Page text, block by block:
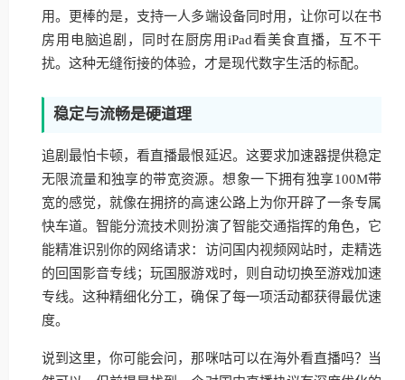
用。更棒的是，支持一人多端设备同时用，让你可以在书
房用电脑追剧，同时在厨房用iPad看美食直播，互不干
扰。这种无缝衔接的体验，才是现代数字生活的标配。
稳定与流畅是硬道理
追剧最怕卡顿，看直播最恨延迟。这要求加速器提供稳定
无限流量和独享的带宽资源。想象一下拥有独享100M带
宽的感觉，就像在拥挤的高速公路上为你开辟了一条专属
快车道。智能分流技术则扮演了智能交通指挥的角色，它
能精准识别你的网络请求：访问国内视频网站时，走精选
的回国影音专线；玩国服游戏时，则自动切换至游戏加速
专线。这种精细化分工，确保了每一项活动都获得最优速
度。
说到这里，你可能会问，那咪咕可以在海外看直播吗？当